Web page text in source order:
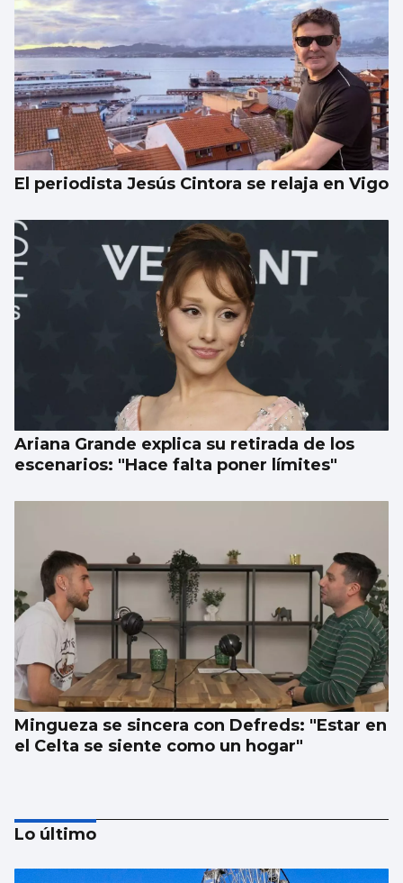
El periodista Jesús Cintora se relaja en Vigo
Ariana Grande explica su retirada de los
escenarios: "Hace falta poner límites"
Mingueza se sincera con Defreds: "Estar en
el Celta se siente como un hogar"
Lo último